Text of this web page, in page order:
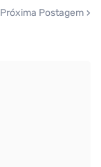
Próxima Postagem